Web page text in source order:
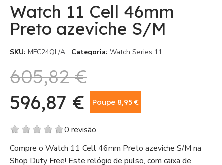
Watch 11 Cell 46mm
Preto azeviche S/M
SKU MFC24QL/A Categoria Watch Series 11
605,82 €
596,87 €
Poupe 8,95 €
0 revisão
Compre o Watch 11 Cell 46mm Preto azeviche S/M na
Shop Duty Free! Este relógio de pulso, com caixa de